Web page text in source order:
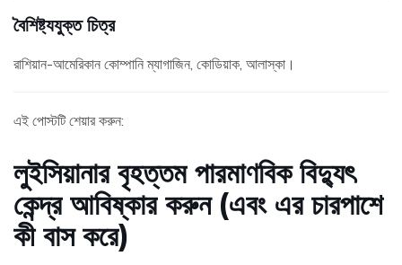
বৈশিষ্ট্যযুক্ত চিত্র
রাশিয়ান-আমেরিকান কোম্পানি ম্যাগাজিন, কোডিয়াক, আলাস্কা।
এই পোস্টটি শেয়ার করুন:
লুইসিয়ানার বৃহত্তম পারমাণবিক বিদ্যুৎ
কেন্দ্র আবিষ্কার করুন (এবং এর চারপাশে
কী বাস করে)